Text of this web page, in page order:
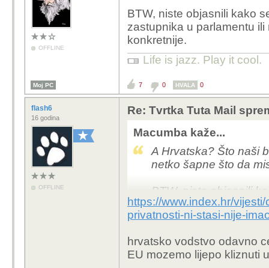
OFFLINE
BTW, niste objasnili kako
zastupnika u parlamentu
konkretnije.
Life is jazz. Play it cool.
Moj PC 7 0 HVALA 0
flash6
16 godina
OFFLINE
Re: Tvrtka Tuta Mail
Macumba kaže...
A Hrvatska? Što naši
netko šapne što da
BTW, niste objasnili
glasova EU
veta itd.). Dajte malo
https://www.index.hr/
privatnosti-ni-stasi-nije-
hrvatsko vodstvo odavno
EU mozemo lijepo kliznuti